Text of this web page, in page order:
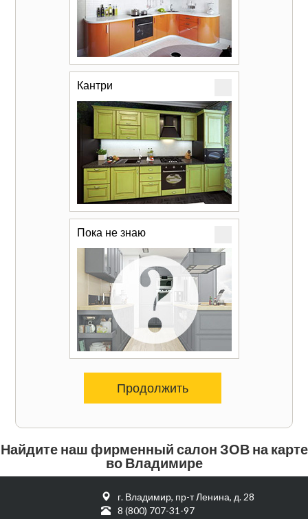
Кантри
Пока не знаю
Продолжить
Найдите наш фирменный салон ЗОВ на карте
во Владимире
г. Владимир, пр-т Ленина, д. 28
8 (800) 707-31-97